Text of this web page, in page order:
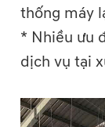
thống máy
* Nhiều ưu
dịch vụ tại